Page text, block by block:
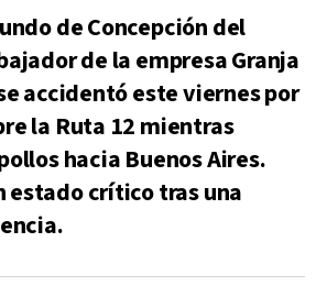
de Concepción del
de la empresa Granja
accidentó este viernes por
la Ruta 12 mientras
hacia Buenos Aires.
estado crítico tras una